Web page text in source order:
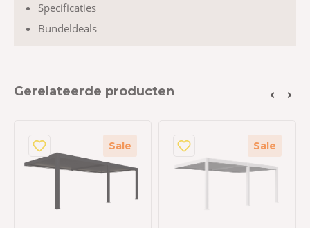
Specificaties
Bundeldeals
Gerelateerde producten
Sale Sale